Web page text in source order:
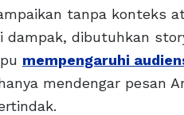
tanpa konteks
dampak, dibutuhkan
mempengaruhi
mendengar pesan